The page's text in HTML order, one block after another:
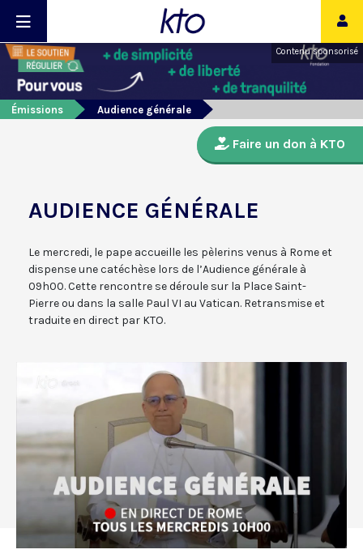
Contenu sponsorisé
Émissions Audience générale
Faire un don à KTO
AUDIENCE GÉNÉRALE
Le mercredi, le pape accueille les pèlerins venus à Rome et
dispense une catéchèse lors de l’Audience générale à
09h00. Cette rencontre se déroule sur la Place Saint-
Pierre ou dans la salle Paul VI au Vatican. Retransmise et
traduite en direct par KTO.